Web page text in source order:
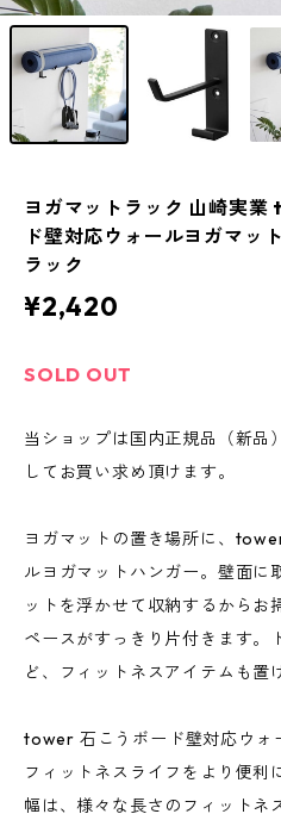
ヨガマットラック 山崎実
ド壁対応ウォールヨガマッ
ラック
¥2,420
SOLD OUT
当ショップは国内正規品（新品
してお買い求め頂けます。
ヨガマットの置き場所に、
ルヨガマットハンガー。壁面に
ットを浮かせて収納するからお
ペースがすっきり片付きます。
ど、フィットネスアイテムも置
tower 石こうボード壁対応ウォ
フィットネスライフをより便利
幅は、様々な長さのフィットネ